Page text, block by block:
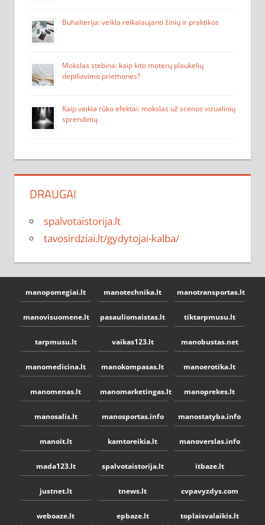
Buhalterija: veikla reikalaujanti žinių ir praktikos
Mokslas stebina: kaip kito moterų plaukelių
depiliavimo priemonės?
Kaip veikia rūko efektai: mokslas už scenos vizualinių
sprendimų
DRAUGAI
spalvotaistorija.lt
tavosirdziai.lt/gydytojai-kalba/
manopomegiai.lt manotechnika.lt manotransportas.lt
manovisuomene.lt pasauliomaistas.lt tiktarpmusu.lt
tarpmusu.lt vaikas123.lt manobustas.net
manomedicina.lt manokompasas.lt manoerotika.lt
manomenas.lt manomarketingas.lt manoprekes.lt
manosalis.lt manosportas.info manostatyba.info
manoit.lt kamtoreikia.lt manoverslas.info
mada123.lt spalvotaistorija.lt itbaze.lt
justnet.lt tnews.lt cvpavyzdys.com
weboaze.lt epbaze.lt toplaisvalaikis.lt